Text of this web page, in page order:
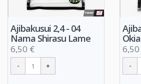
Ajibakusui 2,4 - 04
Nama Shirasu Lame
6,50 €